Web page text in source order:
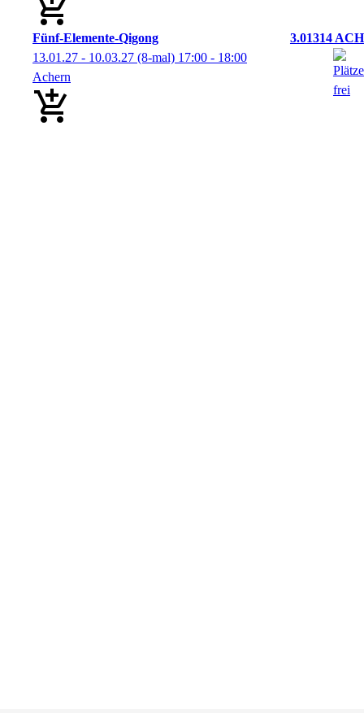
Fünf-Elemente-Qigong
3.01314 ACH
13.01.27 - 10.03.27 (8-mal) 17:00 - 18:00
Achern